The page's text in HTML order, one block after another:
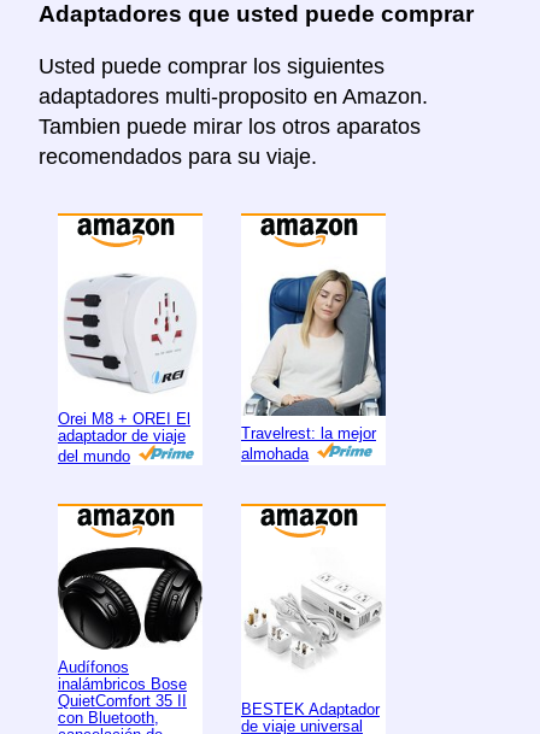
Adaptadores que usted puede comprar
Usted puede comprar los siguientes
adaptadores multi-proposito en Amazon.
Tambien puede mirar los otros aparatos
recomendados para su viaje.
Orei M8 + OREI El
adaptador de viaje
del mundo
Travelrest: la mejor
almohada
Audífonos
inalámbricos Bose
QuietComfort 35 II
con Bluetooth,
BESTEK Adaptador
de viaje universal